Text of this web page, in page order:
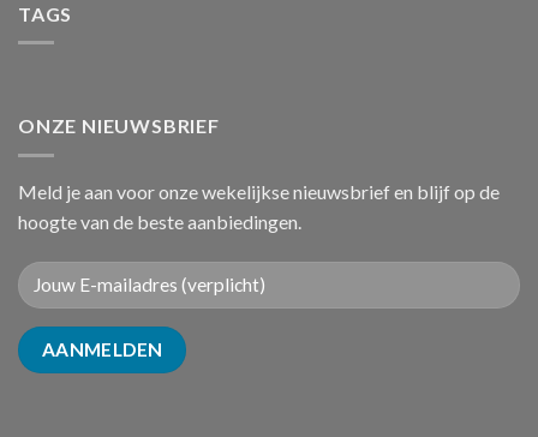
TAGS
ONZE NIEUWSBRIEF
Meld je aan voor onze wekelijkse nieuwsbrief en blijf op de
hoogte van de beste aanbiedingen.